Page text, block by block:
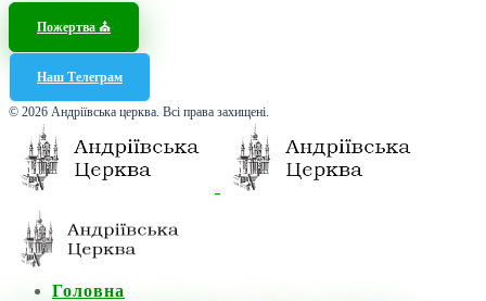
Пожертва ⛪️
Наш Телеграм
© 2026 Андріївська церква. Всі права захищені.
Головна